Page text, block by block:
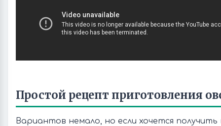
Простой рецепт приготовления
Вариантов немало, но если хочется